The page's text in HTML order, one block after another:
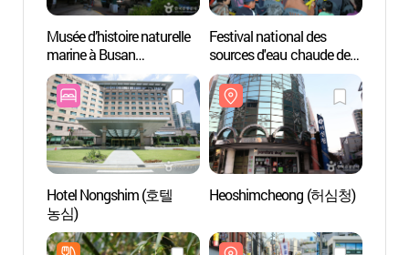
Musée d’histoire naturelle
marine à Busan
(부산해양자연사박물관)
Festival national des
sources d'eau chaude de
Corée
(대한민국온천대축제)
Hotel Nongshim (호텔
농심)
Heoshimcheong (허심청)